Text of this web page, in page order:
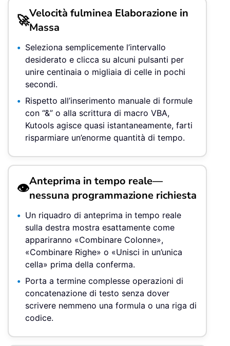
🚀Velocità fulminea Elaborazione in
Massa
Seleziona semplicemente l’intervallo
desiderato e clicca su alcuni pulsanti per
unire centinaia o migliaia di celle in pochi
secondi.
Rispetto all’inserimento manuale di formule
con “&” o alla scrittura di macro VBA,
Kutools agisce quasi istantaneamente, farti
risparmiare un’enorme quantità di tempo.
👁️Anteprima in tempo reale—
nessuna programmazione richiesta
Un riquadro di anteprima in tempo reale
sulla destra mostra esattamente come
appariranno «Combinare Colonne»,
«Combinare Righe» o «Unisci in un’unica
cella» prima della conferma.
Porta a termine complesse operazioni di
concatenazione di testo senza dover
scrivere nemmeno una formula o una riga di
codice.